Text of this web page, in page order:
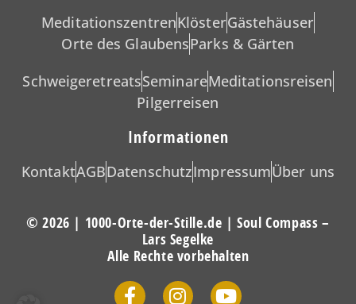
MeditationszentrenKlösterGästehäuser
Orte des GlaubensParks & Gärten
SchweigeretreatsSeminareMeditationsreisen
Pilgerreisen
Informationen
KontaktAGBDatenschutzImpressumÜber uns
© 2026 | 1000-Orte-der-Stille.de | Soul Compass –
Lars Segelke
Alle Rechte vorbehalten